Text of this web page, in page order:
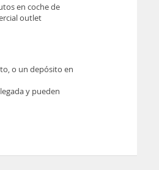
en coche de
outlet
o un depósito en
y pueden